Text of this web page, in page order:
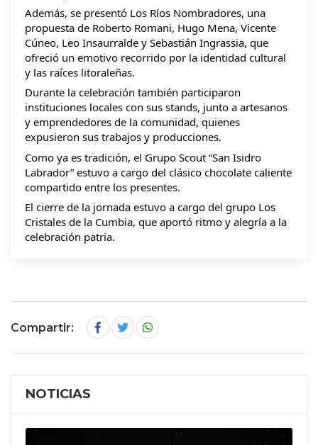
Además, se presentó Los Ríos Nombradores, una
propuesta de Roberto Romani, Hugo Mena, Vicente
Cúneo, Leo Insaurralde y Sebastián Ingrassia, que
ofreció un emotivo recorrido por la identidad cultural
y las raíces litoraleñas.
Durante la celebración también participaron
instituciones locales con sus stands, junto a artesanos
y emprendedores de la comunidad, quienes
expusieron sus trabajos y producciones.
Como ya es tradición, el Grupo Scout “San Isidro
Labrador” estuvo a cargo del clásico chocolate caliente
compartido entre los presentes.
El cierre de la jornada estuvo a cargo del grupo Los
Cristales de la Cumbia, que aportó ritmo y alegría a la
celebración patria.
Compartir:
NOTICIAS